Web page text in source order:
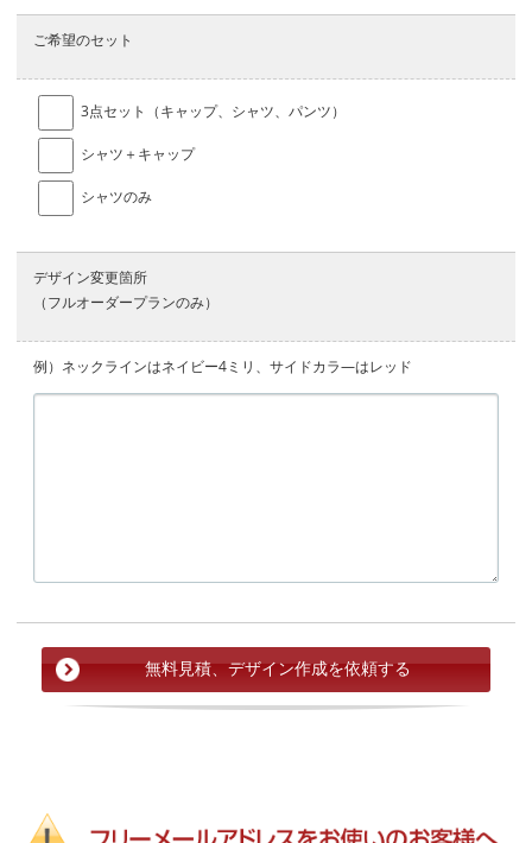
ご希望のセット
3点セット（キャップ、シャツ、パンツ）
シャツ＋キャップ
シャツのみ
デザイン変更箇所
（フルオーダープランのみ）
例）ネックラインはネイビー4ミリ、サイドカラ―はレッド